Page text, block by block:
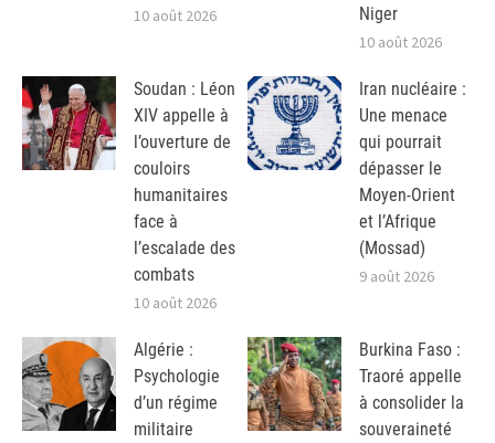
10 août 2026
Niger
10 août 2026
Soudan : Léon
XIV appelle à
l’ouverture de
couloirs
humanitaires
face à
l’escalade des
combats
10 août 2026
Iran nucléaire :
Une menace
qui pourrait
dépasser le
Moyen-Orient
et l’Afrique
(Mossad)
9 août 2026
Algérie :
Psychologie
d’un régime
militaire
Burkina Faso :
Traoré appelle
à consolider la
souveraineté